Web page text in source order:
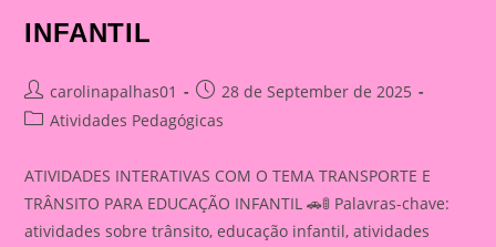
INFANTIL
Post
author:
carolinapalhas01
Post
published:
28 de September de 2025
PostAtividades Pedagógicas
ATIVIDADES INTERATIVAS COM O TEMA TRANSPORTE E
TRÂNSITO PARA EDUCAÇÃO INFANTIL 🚗🚦 Palavras-chave:
atividades sobre trânsito, educação infantil, atividades